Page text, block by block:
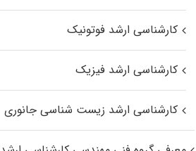
کارشناسی ارشد فوتونیک
کارشناسی ارشد فیزیک
کارشناسی ارشد زیست‌ شناسی جانوری